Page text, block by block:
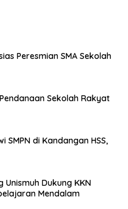
Peresmian SMA Sekolah
Sekolah Rakyat
SMPN di Kandangan HSS,
Unismuh Dukung KKN
Mendalam